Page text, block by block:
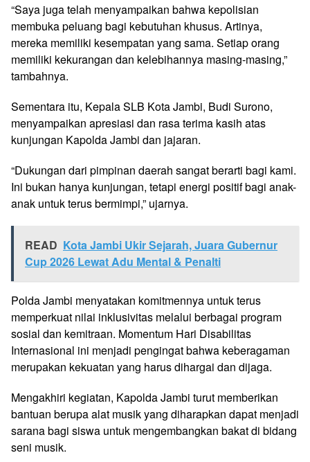
“Saya juga telah menyampaikan bahwa kepolisian
membuka peluang bagi kebutuhan khusus. Artinya,
mereka memiliki kesempatan yang sama. Setiap orang
memiliki kekurangan dan kelebihannya masing-masing,”
tambahnya.
Sementara itu, Kepala SLB Kota Jambi, Budi Surono,
menyampaikan apresiasi dan rasa terima kasih atas
kunjungan Kapolda Jambi dan jajaran.
“Dukungan dari pimpinan daerah sangat berarti bagi kami.
Ini bukan hanya kunjungan, tetapi energi positif bagi anak-
anak untuk terus bermimpi,” ujarnya.
READ Kota Jambi Ukir Sejarah, Juara Gubernur
Cup 2026 Lewat Adu Mental & Penalti
Polda Jambi menyatakan komitmennya untuk terus
memperkuat nilai inklusivitas melalui berbagai program
sosial dan kemitraan. Momentum Hari Disabilitas
Internasional ini menjadi pengingat bahwa keberagaman
merupakan kekuatan yang harus dihargai dan dijaga.
Mengakhiri kegiatan, Kapolda Jambi turut memberikan
bantuan berupa alat musik yang diharapkan dapat menjadi
sarana bagi siswa untuk mengembangkan bakat di bidang
seni musik.